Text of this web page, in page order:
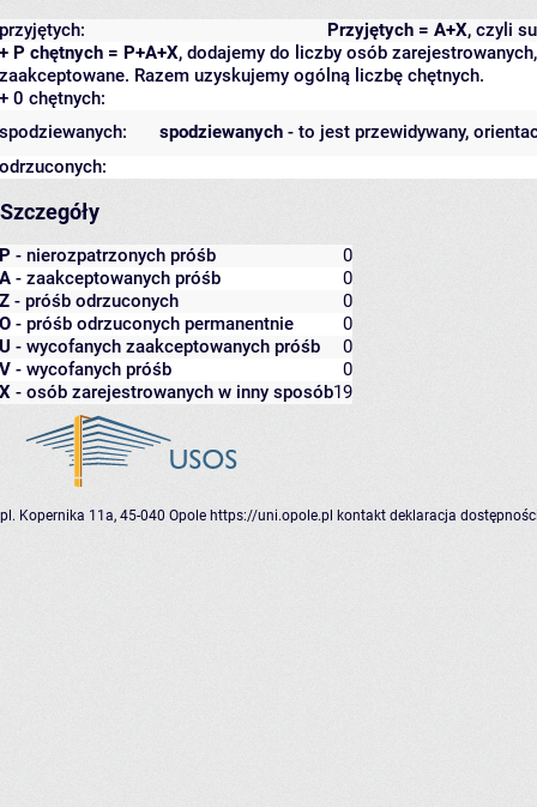
Przyjętych = A+X, czyli
przyjętych:
+ P chętnych = P+A+X, dodajemy do liczby osób
zaakceptowane. Razem uzyskujemy ogólną liczbę chętnych.
+ 0 chętnych:
spodziewanych - to jest przewidywany,
spodziewanych:
odrzuconych:
Szczegóły
P - nierozpatrzonych próśb
0
A - zaakceptowanych próśb
0
Z - próśb odrzuconych
0
O - próśb odrzuconych permanentnie
0
U - wycofanych zaakceptowanych próśb
0
V - wycofanych próśb
0
X - osób zarejestrowanych w inny sposób19
pl. Kopernika 11a, 45-040 Opole https://uni.opole.pl kontakt deklaracja